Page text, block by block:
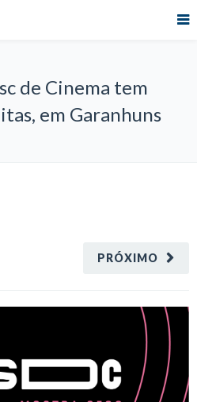
de Cinema tem
em Garanhuns
PRÓXIMO